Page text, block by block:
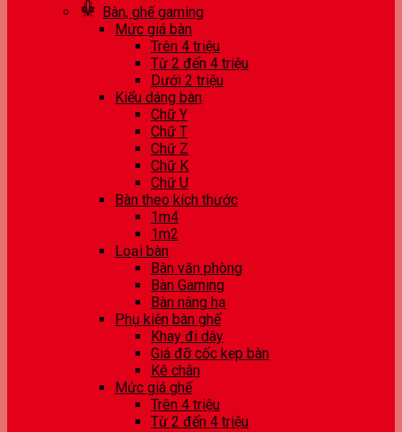
Bàn, ghế gaming
Mức giá bàn
Trên 4 triệu
Từ 2 đến 4 triệu
Dưới 2 triệu
Kiểu dáng bàn
Chữ Y
Chữ T
Chữ Z
Chữ K
Chữ U
Bàn theo kích thước
1m4
1m2
Loại bàn
Bàn văn phòng
Bàn Gaming
Bàn nâng hạ
Phụ kiện bàn ghế
Khay đi dây
Giá đỡ cốc kẹp bàn
Kê chân
Mức giá ghế
Trên 4 triệu
Từ 2 đến 4 triệu